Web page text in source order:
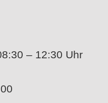
– 12:30 Uhr